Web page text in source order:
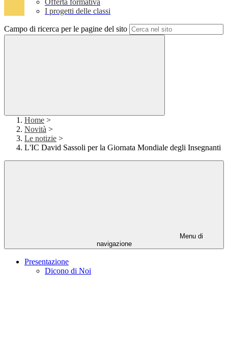
Offerta formativa
I progetti delle classi
Campo di ricerca per le pagine del sito
Home >
Novità >
Le notizie >
L'IC David Sassoli per la Giornata Mondiale degli Insegnanti
Menu di
navigazione
Presentazione
Dicono di Noi